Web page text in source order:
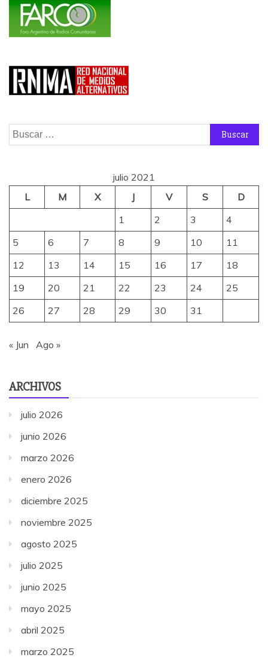
Buscar:
julio 2021
L
M X J V S
D
1
2 3
4
5
6 7 8 9 10
11
12
13 14 15 16 17
18
19
20 21 22 23 24
25
26
27 28 29 30 31
« Jun Ago »
ARCHIVOS
julio 2026
junio 2026
marzo 2026
enero 2026
diciembre 2025
noviembre 2025
agosto 2025
julio 2025
junio 2025
mayo 2025
abril 2025
marzo 2025